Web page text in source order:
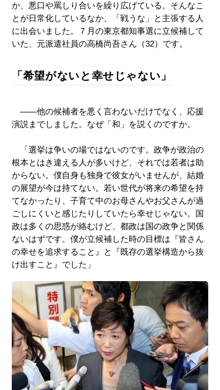
か、悪口や罵しり合いを繰り広げている。そんなこ
とが日常化しているなか、「戦うな」と主張する人
に出会いました。７月の東京都知事選に立候補して
いた、元派遣社員の高橋尚吾さん（32）です。
「希望がないと幸せじゃない」
――他の候補者を悪く言わないだけでなく、応援
演説までしました。なぜ「和」を説くのですか。
「選挙は争いの場ではないのです。政争が政治の
根本とはき違える人が多いけど、それでは若者は助
からない。僕自身も独身で彼女がいませんが、結婚
の展望が今は持てない。若い世代が将来の希望を持
てなかったり、子育て中のお母さんやお父さんが過
ごしにくいと感じたりしていたら幸せじゃない。国
政は多くの思惑が絡むけど、都政は国の政争と関係
ないはずです。僕が立候補した時の目標は『皆さん
の幸せを追求すること』と『既存の選挙構造から抜
け出すこと』でした」